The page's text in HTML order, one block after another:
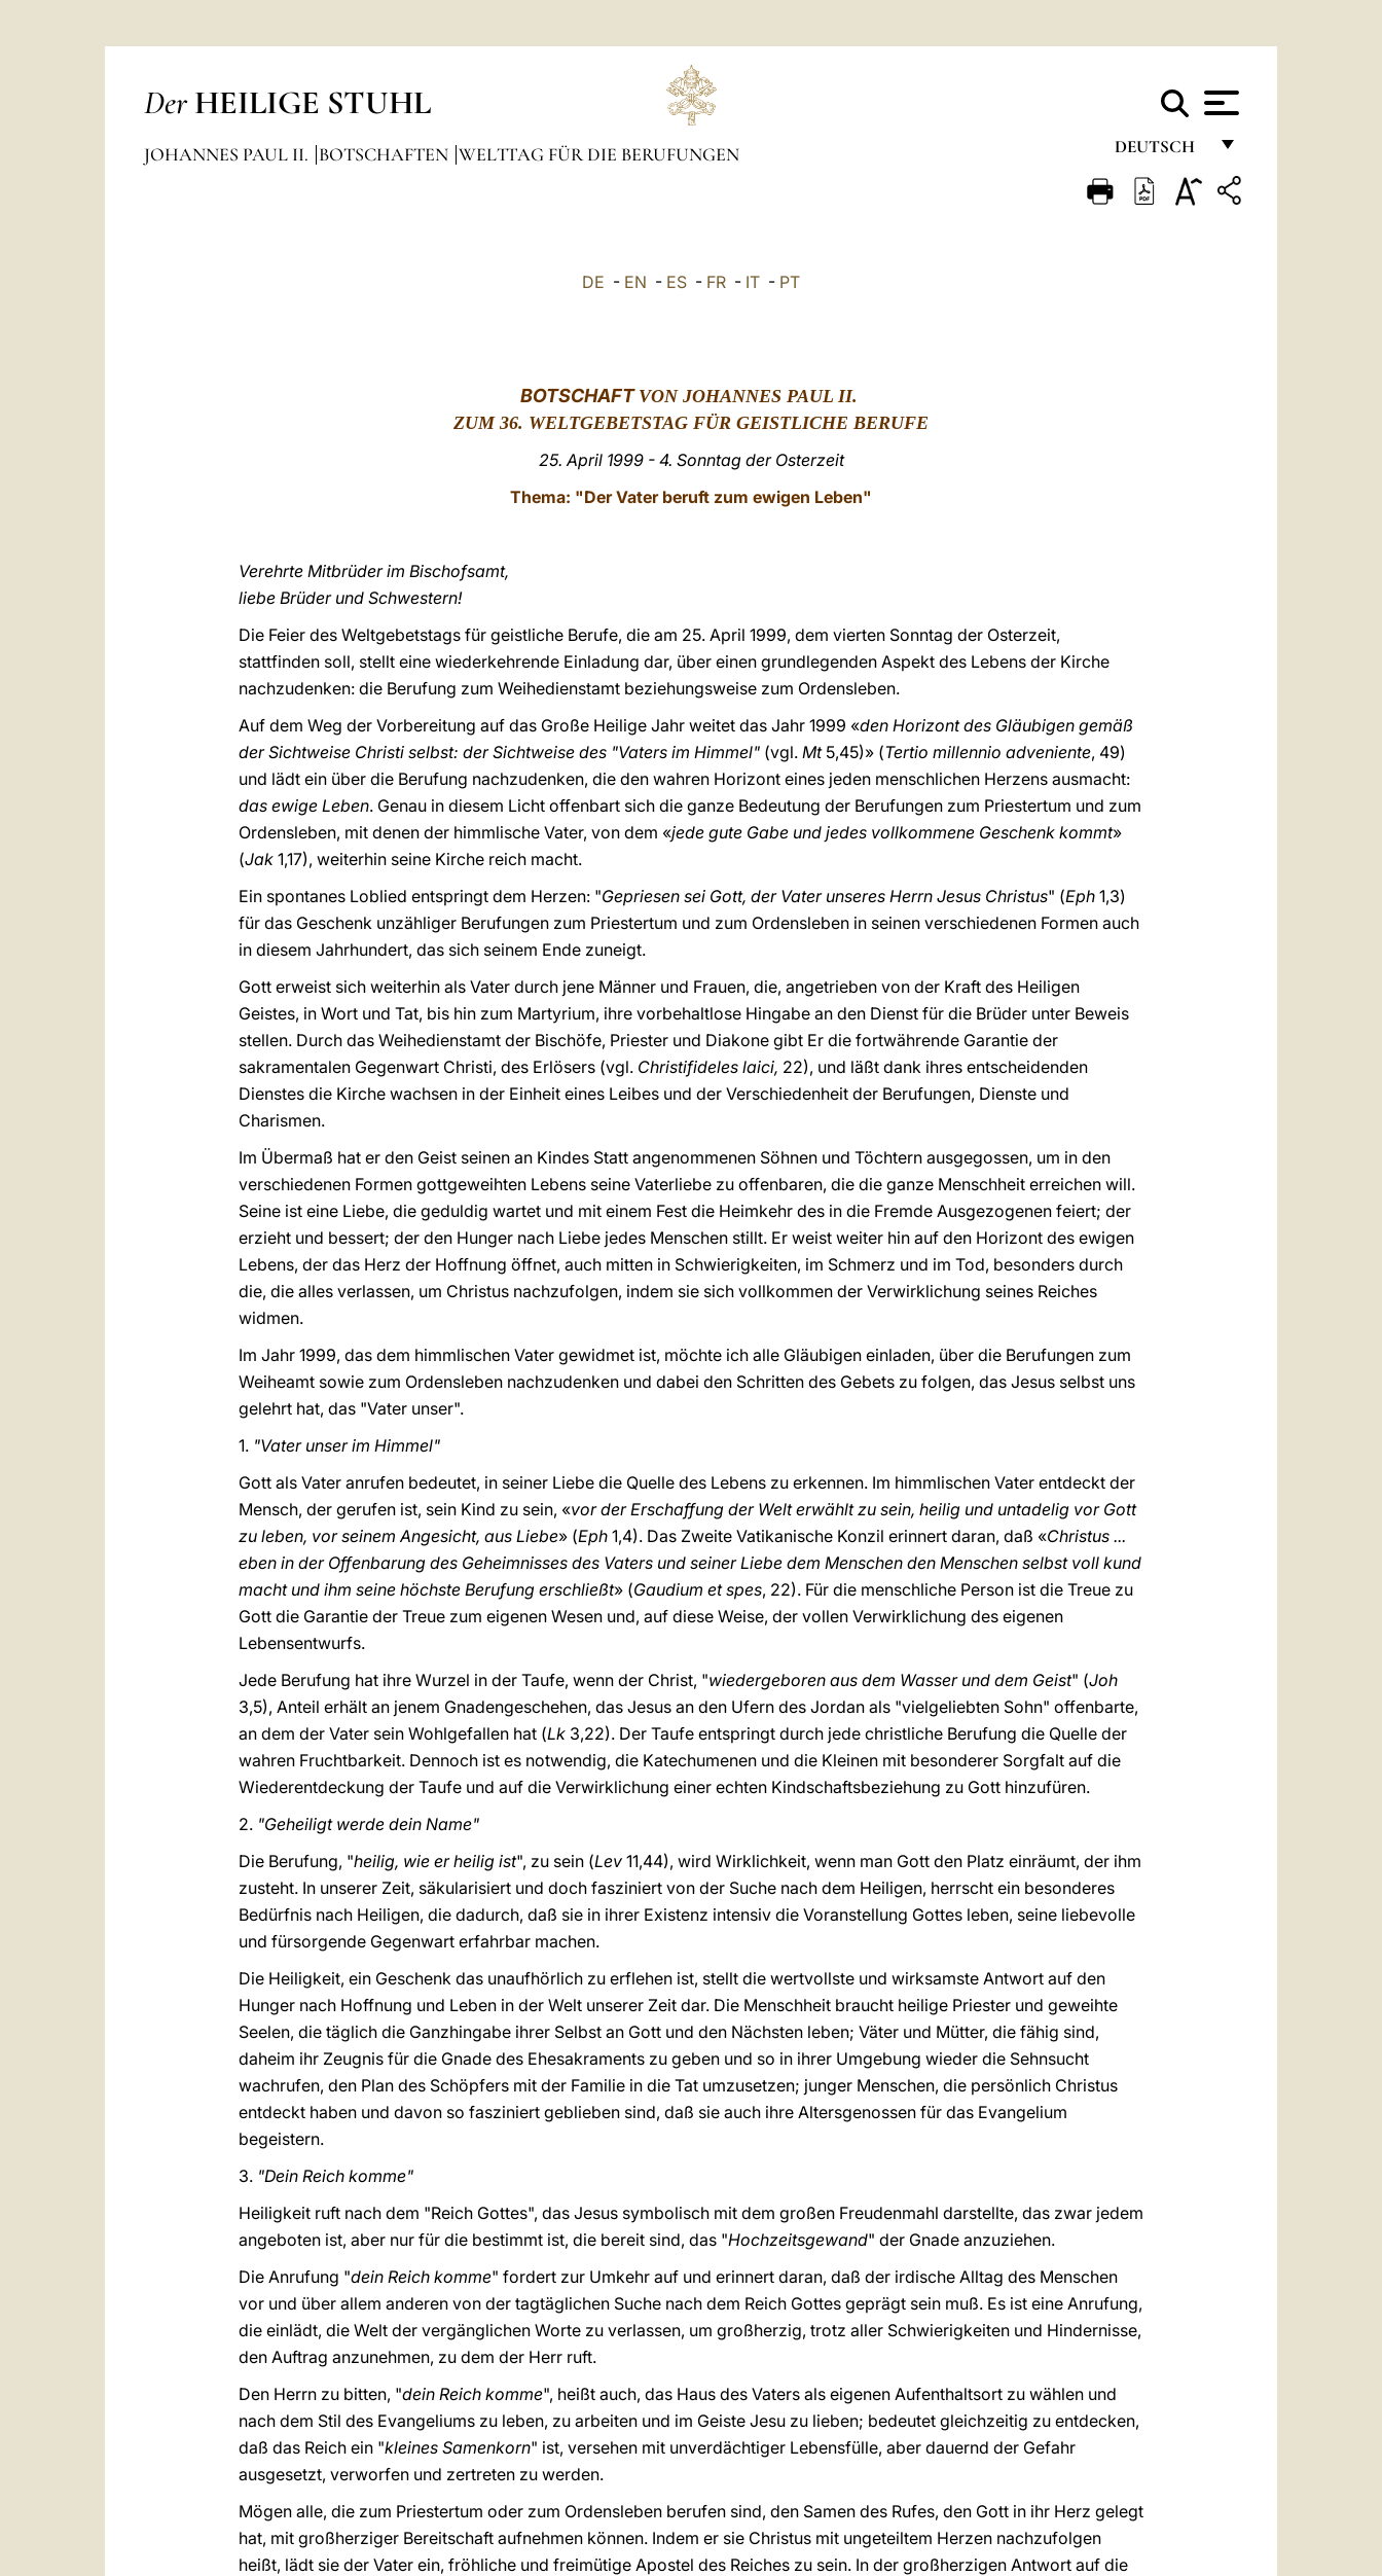
Der HEILIGE STUHL
DEUTSCH
FRANÇAIS
JOHANNES PAUL II. BOTSCHAFTEN WELTTAG FÜR DIE BERUFUNGEN
DE - EN - ES - FR - IT - PT
BOTSCHAFT VON JOHANNES PAUL II.
ZUM 36. WELTGEBETSTAG FÜR GEISTLICHE BERUFE
25. April 1999 - 4. Sonntag der Osterzeit
Thema: "Der Vater beruft zum ewigen Leben"
Verehrte Mitbrüder im Bischofsamt,
liebe Brüder und Schwestern!
Die Feier des Weltgebetstags für geistliche Berufe, die am 25. April 1999, dem vierten Sonntag der Osterzeit,
stattfinden soll, stellt eine wiederkehrende Einladung dar, über einen grundlegenden Aspekt des Lebens der Kirche
nachzudenken: die Berufung zum Weihedienstamt beziehungsweise zum Ordensleben.
Auf dem Weg der Vorbereitung auf das Große Heilige Jahr weitet das Jahr 1999 «den Horizont des Gläubigen gemäß
der Sichtweise Christi selbst: der Sichtweise des "Vaters im Himmel" (vgl. Mt5,45)» (Tertio millennio adveniente, 49)
und lädt ein über die Berufung nachzudenken, die den wahren Horizont eines jeden menschlichen Herzens ausmacht:
das ewige Leben. Genau in diesem Licht offenbart sich die ganze Bedeutung der Berufungen zum Priestertum und zum
Ordensleben, mit denen der himmlische Vater, von dem «jede gute Gabe und jedes vollkommene Geschenk kommt»
(Jak 1,17), weiterhin seine Kirche reich macht.
Ein spontanes Loblied entspringt dem Herzen: "Gepriesen sei Gott, der Vater unseres Herrn Jesus Christus" (Eph 1,3)
für das Geschenk unzähliger Berufungen zum Priestertum und zum Ordensleben in seinen verschiedenen Formen auch
in diesem Jahrhundert, das sich seinem Ende zuneigt.
Gott erweist sich weiterhin als Vater durch jene Männer und Frauen, die, angetrieben von der Kraft des Heiligen
Geistes, in Wort und Tat, bis hin zum Martyrium, ihre vorbehaltlose Hingabe an den Dienst für die Brüder unter Beweis
stellen. Durch das Weihedienstamt der Bischöfe, Priester und Diakone gibt Er die fortwährende Garantie der
sakramentalen Gegenwart Christi, des Erlösers (vgl. Christifideles laici, 22), und läßt dank ihres entscheidenden
Dienstes die Kirche wachsen in der Einheit eines Leibes und der Verschiedenheit der Berufungen, Dienste und
Charismen.
Im Übermaß hat er den Geist seinen an Kindes Statt angenommenen Söhnen und Töchtern ausgegossen, um in den
verschiedenen Formen gottgeweihten Lebens seine Vaterliebe zu offenbaren, die die ganze Menschheit erreichen will.
Seine ist eine Liebe, die geduldig wartet und mit einem Fest die Heimkehr des in die Fremde Ausgezogenen feiert; der
erzieht und bessert; der den Hunger nach Liebe jedes Menschen stillt. Er weist weiter hin auf den Horizont des ewigen
Lebens, der das Herz der Hoffnung öffnet, auch mitten in Schwierigkeiten, im Schmerz und im Tod, besonders durch
die, die alles verlassen, um Christus nachzufolgen, indem sie sich vollkommen der Verwirklichung seines Reiches
widmen.
Im Jahr 1999, das dem himmlischen Vater gewidmet ist, möchte ich alle Gläubigen einladen, über die Berufungen zum
Weiheamt sowie zum Ordensleben nachzudenken und dabei den Schritten des Gebets zu folgen, das Jesus selbst uns
gelehrt hat, das "Vater unser".
1. "Vater unser im Himmel"
Gott als Vater anrufen bedeutet, in seiner Liebe die Quelle des Lebens zu erkennen. Im himmlischen Vater entdeckt der
Mensch, der gerufen ist, sein Kind zu sein, «vor der Erschaffung der Welt erwählt zu sein, heilig und untadelig vor Gott
zu leben, vor seinem Angesicht, aus Liebe» (Eph 1,4). Das Zweite Vatikanische Konzil erinnert daran, daß «Christus ...
eben in der Offenbarung des Geheimnisses des Vaters und seiner Liebe dem Menschen den Menschen selbst voll kund
macht und ihm seine höchste Berufung erschließt» (Gaudium et spes, 22). Für die menschliche Person ist die Treue zu
Gott die Garantie der Treue zum eigenen Wesen und, auf diese Weise, der vollen Verwirklichung des eigenen
Lebensentwurfs.
Jede Berufung hat ihre Wurzel in der Taufe, wenn der Christ, "wiedergeboren aus dem Wasser und dem Geist" (Joh
3,5), Anteil erhält an jenem Gnadengeschehen, das Jesus an den Ufern des Jordan als "vielgeliebten Sohn" offenbarte,
an dem der Vater sein Wohlgefallen hat (Lk 3,22). Der Taufe entspringt durch jede christliche Berufung die Quelle der
wahren Fruchtbarkeit. Dennoch ist es notwendig, die Katechumenen und die Kleinen mit besonderer Sorgfalt auf die
Wiederentdeckung der Taufe und auf die Verwirklichung einer echten Kindschaftsbeziehung zu Gott hinzufüren.
2. "Geheiligt werde dein Name"
Die Berufung, "heilig, wie er heilig ist", zu sein (Lev 11,44), wird Wirklichkeit, wenn man Gott den Platz einräumt, der ihm
zusteht. In unserer Zeit, säkularisiert und doch fasziniert von der Suche nach dem Heiligen, herrscht ein besonderes
Bedürfnis nach Heiligen, die dadurch, daß sie in ihrer Existenz intensiv die Voranstellung Gottes leben, seine liebevolle
und fürsorgende Gegenwart erfahrbar machen.
Die Heiligkeit, ein Geschenk das unaufhörlich zu erflehen ist, stellt die wertvollste und wirksamste Antwort auf den
Hunger nach Hoffnung und Leben in der Welt unserer Zeit dar. Die Menschheit braucht heilige Priester und geweihte
Seelen, die täglich die Ganzhingabe ihrer Selbst an Gott und den Nächsten leben; Väter und Mütter, die fähig sind,
daheim ihr Zeugnis für die Gnade des Ehesakraments zu geben und so in ihrer Umgebung wieder die Sehnsucht
wachrufen, den Plan des Schöpfers mit der Familie in die Tat umzusetzen; junger Menschen, die persönlich Christus
entdeckt haben und davon so fasziniert geblieben sind, daß sie auch ihre Altersgenossen für das Evangelium
begeistern.
3. "Dein Reich komme"
Heiligkeit ruft nach dem "Reich Gottes", das Jesus symbolisch mit dem großen Freudenmahl darstellte, das zwar jedem
angeboten ist, aber nur für die bestimmt ist, die bereit sind, das "Hochzeitsgewand" der Gnade anzuziehen.
Die Anrufung "dein Reich komme" fordert zur Umkehr auf und erinnert daran, daß der irdische Alltag des Menschen
vor und über allem anderen von der tagtäglichen Suche nach dem Reich Gottes geprägt sein muß. Es ist eine Anrufung,
die einlädt, die Welt der vergänglichen Worte zu verlassen, um großherzig, trotz aller Schwierigkeiten und Hindernisse,
den Auftrag anzunehmen, zu dem der Herr ruft.
Den Herrn zu bitten, "dein Reich komme", heißt auch, das Haus des Vaters als eigenen Aufenthaltsort zu wählen und
nach dem Stil des Evangeliums zu leben, zu arbeiten und im Geiste Jesu zu lieben; bedeutet gleichzeitig zu entdecken,
daß das Reich ein "kleines Samenkorn" ist, versehen mit unverdächtiger Lebensfülle, aber dauernd der Gefahr
ausgesetzt, verworfen und zertreten zu werden.
Mögen alle, die zum Priestertum oder zum Ordensleben berufen sind, den Samen des Rufes, den Gott in ihr Herz gelegt
hat, mit großherziger Bereitschaft aufnehmen können. Indem er sie Christus mit ungeteiltem Herzen nachzufolgen
heißt, lädt sie der Vater ein, fröhliche und freimütige Apostel des Reiches zu sein. In der großherzigen Antwort auf die